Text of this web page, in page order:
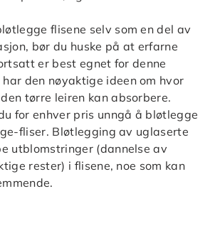
flisene selv som en del av
bør du huske på at erfarne
er best egnet for denne
har den nøyaktige ideen om hvor
tørre leiren kan absorbere.
for enhver pris unngå å bløtlegge
fliser. Bløtlegging av uglaserte
utblomstringer (dannelse av
rester) i flisene, noe som kan